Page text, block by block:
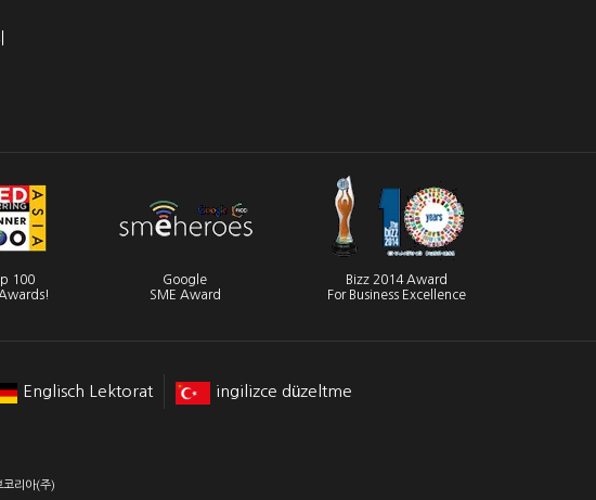
100
Google
SME Award
Bizz 2014 Award
For Business Excellence
Englisch Lektorat ingilizce düzeltme
리아(주)